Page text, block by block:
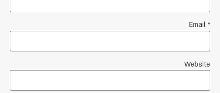
Email *
Website